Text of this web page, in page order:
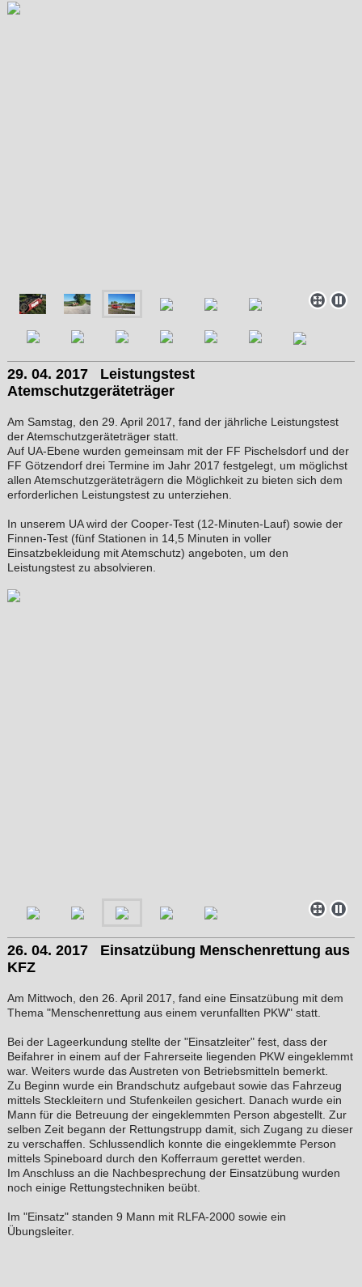
29. 04. 2017 Leistungstest
Atemschutzgeräteträger
Am Samstag, den 29. April 2017, fand der jährliche Leistungstest
der Atemschutzgeräteträger statt.
Auf UA-Ebene wurden gemeinsam mit der FF Pischelsdorf und der
FF Götzendorf drei Termine im Jahr 2017 festgelegt, um möglichst
allen Atemschutzgeräteträgern die Möglichkeit zu bieten sich dem
erforderlichen Leistungstest zu unterziehen.
In unserem UA wird der Cooper-Test (12-Minuten-Lauf) sowie der
Finnen-Test (fünf Stationen in 14,5 Minuten in voller
Einsatzbekleidung mit Atemschutz) angeboten, um den
Leistungstest zu absolvieren.
26. 04. 2017 Einsatzübung Menschenrettung aus
KFZ
Am Mittwoch, den 26. April 2017, fand eine Einsatzübung mit dem
Thema "Menschenrettung aus einem verunfallten PKW" statt.
Bei der Lageerkundung stellte der "Einsatzleiter" fest, dass der
Beifahrer in einem auf der Fahrerseite liegenden PKW eingeklemmt
war. Weiters wurde das Austreten von Betriebsmitteln bemerkt.
Zu Beginn wurde ein Brandschutz aufgebaut sowie das Fahrzeug
mittels Steckleitern und Stufenkeilen gesichert. Danach wurde ein
Mann für die Betreuung der eingeklemmten Person abgestellt. Zur
selben Zeit begann der Rettungstrupp damit, sich Zugang zu dieser
zu verschaffen. Schlussendlich konnte die eingeklemmte Person
mittels Spineboard durch den Kofferraum gerettet werden.
Im Anschluss an die Nachbesprechung der Einsatzübung wurden
noch einige Rettungstechniken beübt.
Im "Einsatz" standen 9 Mann mit RLFA-2000 sowie ein
Übungsleiter.